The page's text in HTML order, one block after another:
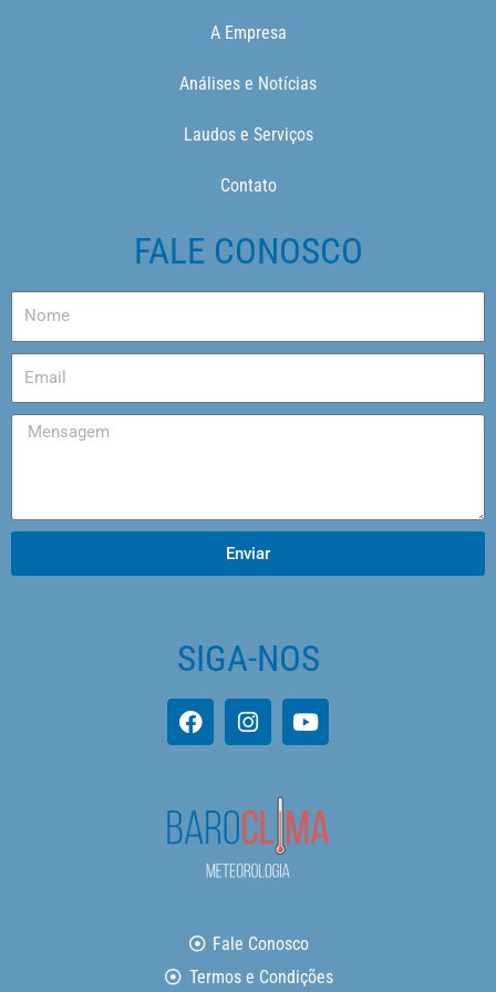
A Empresa
Análises e Notícias
Laudos e Serviços
Contato
FALE CONOSCO
Enviar
SIGA-NOS
Fale Conosco
Termos e Condições